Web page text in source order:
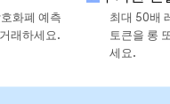
호화폐 예측
래하세요.
최대 50배
토큰을 롱
세요.